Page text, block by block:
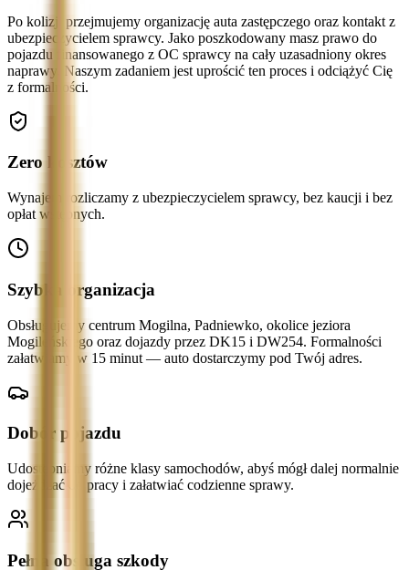
Po kolizji przejmujemy organizację auta zastępczego oraz kontakt z
ubezpieczycielem sprawcy. Jako poszkodowany masz prawo do
pojazdu finansowanego z OC sprawcy na cały uzasadniony okres
naprawy. Naszym zadaniem jest uprościć ten proces i odciążyć Cię
z formalności.
Zero kosztów
Wynajem rozliczamy z ubezpieczycielem sprawcy, bez kaucji i bez
opłat wstępnych.
Szybka organizacja
Obsługujemy centrum Mogilna, Padniewko, okolice jeziora
Mogileńskiego oraz dojazdy przez DK15 i DW254. Formalności
załatwiamy w 15 minut — auto dostarczymy pod Twój adres.
Dobór pojazdu
Udostępniamy różne klasy samochodów, abyś mógł dalej normalnie
dojeżdżać do pracy i załatwiać codzienne sprawy.
Pełna obsługa szkody